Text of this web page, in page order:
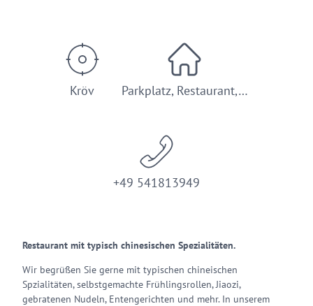
Kröv Parkplatz, Restaurant,…
+49 541813949
Restaurant mit typisch chinesischen Spezialitäten.
Wir begrüßen Sie gerne mit typischen chineischen
Spzialitäten, selbstgemachte Frühlingsrollen, Jiaozi,
gebratenen Nudeln, Entengerichten und mehr. In unserem